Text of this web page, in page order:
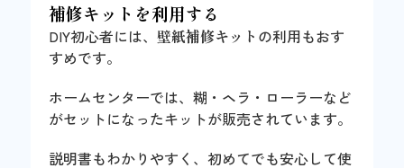
補修キットを利用する
DIY初心者には、壁紙補修キット の利用もおす
すめです。
ホームセンターでは、糊・ヘラ・ローラーなど
がセットになったキットが販売されています。
説明書もわかりやすく、初めてでも安心して使